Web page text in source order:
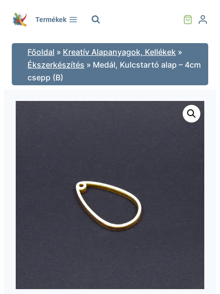
Termékek
Főoldal » Kreatív Alapanyagok, Kellékek »
Ékszerkészítés » Medál, Kulcstartó alap – 4cm
csepp (B)